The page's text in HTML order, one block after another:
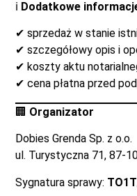
ℹ️ Dodatkowe
✔ sprzedaż w stanie
✔ szczegółowy opis i
✔ koszty aktu
✔ cena płatna przed
🏢 Organizator
Dobies Grenda Sp. z o.o.
ul. Turystyczna 71, 87-
Sygnatura sprawy: